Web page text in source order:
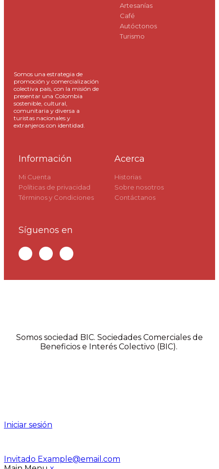
Somos una estrategia de
promoción y comercialización
colectiva país, con la misión de
presentar una Colombia
sostenible, cultural,
comunitaria y diversa a
turistas nacionales y
extranjeros con identidad.
Artesanías
Café
Autóctonos
Turismo
Información
Mi Cuenta
Políticas de privacidad
Términos y Condiciones
Acerca
Historias
Sobre nosotros
Contáctanos
Síguenos en
Somos sociedad BIC. Sociedades Comerciales de
Beneficios e Interés Colectivo (BIC).
Iniciar sesión
Invitado Example@email.com